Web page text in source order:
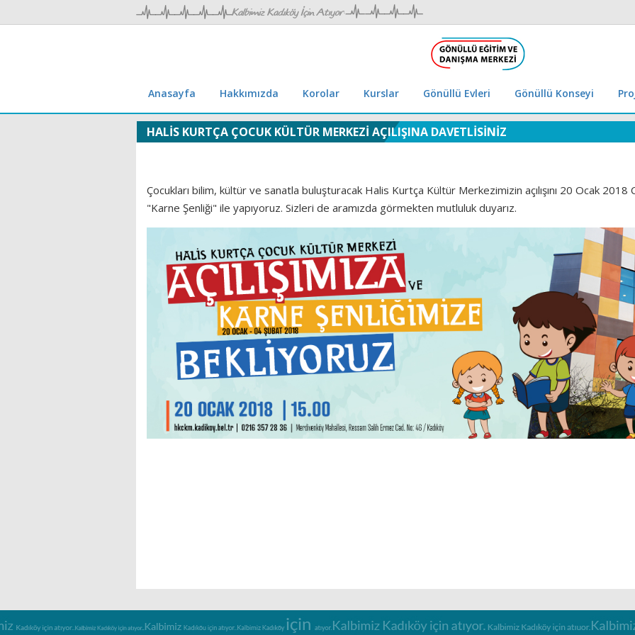
Anasayfa Hakkımızda Korolar Kurslar Gönüllü Evleri Gönüllü Konseyi
HALİS KURTÇA ÇOCUK KÜLTÜR MERKEZİ AÇILIŞINA DAVETLİSİNİZ
Çocukları bilim, kültür ve sanatla buluşturacak Halis Kurtça Kültür Merkezimizin açılışını 20 Ocak
"Karne Şenliği" ile yapıyoruz. Sizleri de aramızda görmekten mutluluk duyarız.